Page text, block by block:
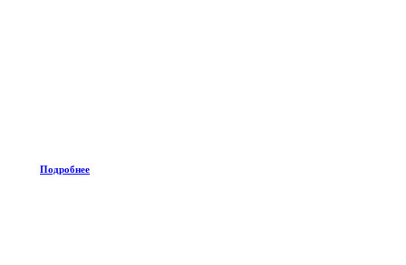
Подробнее